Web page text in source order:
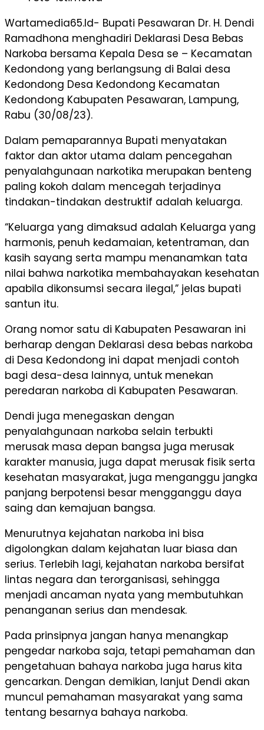
Wartamedia65.Id- Bupati Pesawaran Dr. H. Dendi
Ramadhona menghadiri Deklarasi Desa Bebas
Narkoba bersama Kepala Desa se – Kecamatan
Kedondong yang berlangsung di Balai desa
Kedondong Desa Kedondong Kecamatan
Kedondong Kabupaten Pesawaran, Lampung,
Rabu (30/08/23).
Dalam pemaparannya Bupati menyatakan
faktor dan aktor utama dalam pencegahan
penyalahgunaan narkotika merupakan benteng
paling kokoh dalam mencegah terjadinya
tindakan-tindakan destruktif adalah keluarga.
“Keluarga yang dimaksud adalah Keluarga yang
harmonis, penuh kedamaian, ketentraman, dan
kasih sayang serta mampu menanamkan tata
nilai bahwa narkotika membahayakan kesehatan
apabila dikonsumsi secara ilegal,” jelas bupati
santun itu.
Orang nomor satu di Kabupaten Pesawaran ini
berharap dengan Deklarasi desa bebas narkoba
di Desa Kedondong ini dapat menjadi contoh
bagi desa-desa lainnya, untuk menekan
peredaran narkoba di Kabupaten Pesawaran.
Dendi juga menegaskan dengan
penyalahgunaan narkoba selain terbukti
merusak masa depan bangsa juga merusak
karakter manusia, juga dapat merusak fisik serta
kesehatan masyarakat, juga menganggu jangka
panjang berpotensi besar mengganggu daya
saing dan kemajuan bangsa.
Menurutnya kejahatan narkoba ini bisa
digolongkan dalam kejahatan luar biasa dan
serius. Terlebih lagi, kejahatan narkoba bersifat
lintas negara dan terorganisasi, sehingga
menjadi ancaman nyata yang membutuhkan
penanganan serius dan mendesak.
Pada prinsipnya jangan hanya menangkap
pengedar narkoba saja, tetapi pemahaman dan
pengetahuan bahaya narkoba juga harus kita
gencarkan. Dengan demikian, lanjut Dendi akan
muncul pemahaman masyarakat yang sama
tentang besarnya bahaya narkoba.